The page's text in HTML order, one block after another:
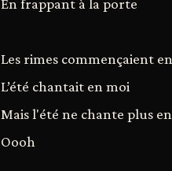
En frappant à la porte
Les rimes commençaient
L’été chantait en moi
Mais l'été ne chante plus
Oooh